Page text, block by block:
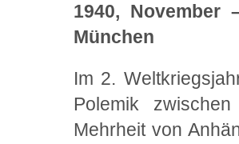
1940, November
München
Im 2.
Polemik
Mehrheit von